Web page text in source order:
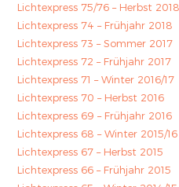
Lichtexpress 75/76 – Herbst 2018
Lichtexpress 74 – Frühjahr 2018
Lichtexpress 73 – Sommer 2017
Lichtexpress 72 – Frühjahr 2017
Lichtexpress 71 – Winter 2016/17
Lichtexpress 70 – Herbst 2016
Lichtexpress 69 – Frühjahr 2016
Lichtexpress 68 – Winter 2015/16
Lichtexpress 67 – Herbst 2015
Lichtexpress 66 – Frühjahr 2015